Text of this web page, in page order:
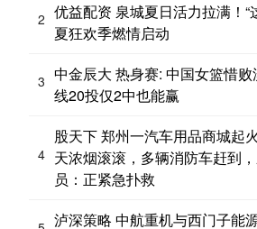
2 优益配资 泉城夏日活力拉满！“
夏狂欢季燃情启动
3 中金辰大 热身赛: 中国女篮惜
线20投仅2中也能赢
4
股天下 郑州一汽车用品商城起
天浓烟滚滚，多辆消防车赶到
员：正紧急扑救
泸深策略 中航重机与西门子能